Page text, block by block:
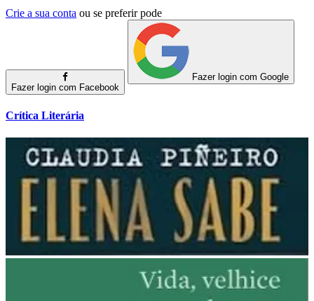
Crie a sua conta ou se preferir pode
Fazer login com Facebook
Fazer login com Google
Crítica Literária